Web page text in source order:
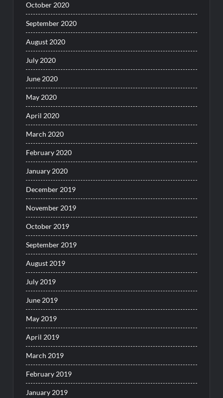
October 2020
September 2020
August 2020
July 2020
June 2020
May 2020
April 2020
March 2020
February 2020
January 2020
December 2019
November 2019
October 2019
September 2019
August 2019
July 2019
June 2019
May 2019
April 2019
March 2019
February 2019
January 2019